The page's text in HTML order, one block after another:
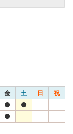
金 土 日 祝